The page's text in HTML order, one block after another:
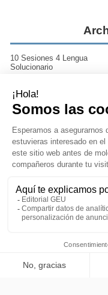
10 Sesiones 4 Lengua
Solucionario
Contenidos 4º 10 sesiones
Tu cuenta
Productos